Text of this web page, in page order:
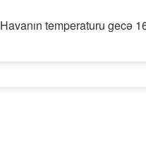
Havanın temperaturu gecə